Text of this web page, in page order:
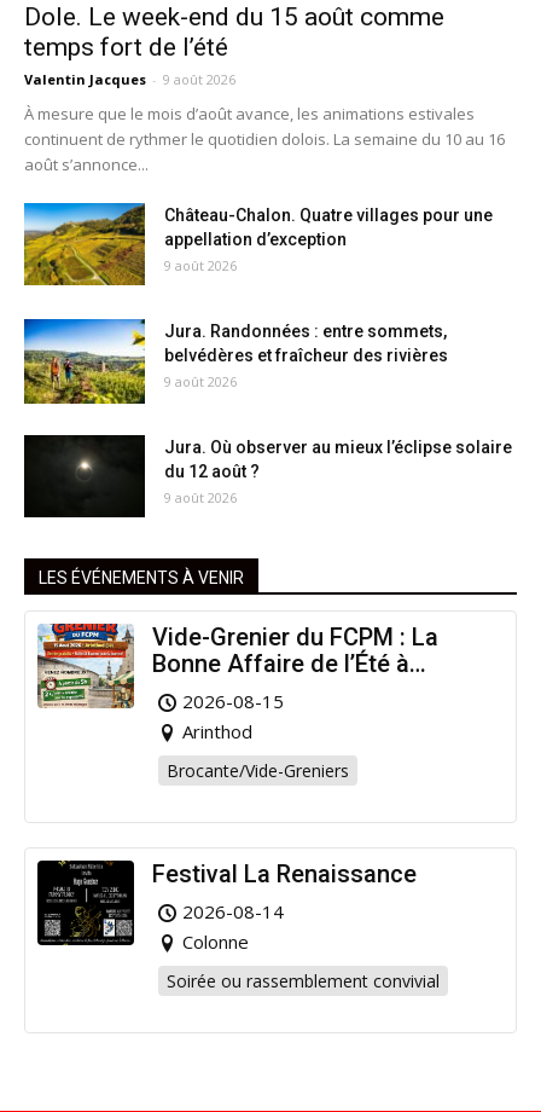
Dole. Le week-end du 15 août comme
temps fort de l’été
Valentin Jacques - 9 août 2026
À mesure que le mois d’août avance, les animations estivales
continuent de rythmer le quotidien dolois. La semaine du 10 au 16
août s’annonce...
Château-Chalon. Quatre villages pour une
appellation d’exception
9 août 2026
Jura. Randonnées : entre sommets,
belvédères et fraîcheur des rivières
9 août 2026
Jura. Où observer au mieux l’éclipse solaire
du 12 août ?
9 août 2026
LES ÉVÉNEMENTS À VENIR
Vide-Grenier du FCPM : La
Bonne Affaire de l’Été à
Arinthod !
2026-08-15
Arinthod
Brocante/Vide-Greniers
Festival La Renaissance
2026-08-14
Colonne
Soirée ou rassemblement convivial